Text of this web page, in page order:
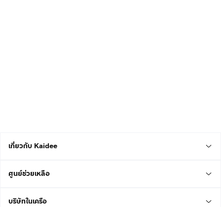
เกี่ยวกับ Kaidee
ศูนย์ช่วยเหลือ
บริษัทในเครือ